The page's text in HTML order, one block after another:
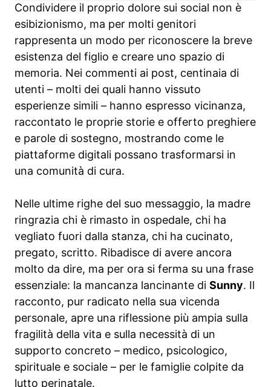
Condividere il proprio dolore sui social non è
esibizionismo, ma per molti genitori
rappresenta un modo per riconoscere la breve
esistenza del figlio e creare uno spazio di
memoria. Nei commenti ai post, centinaia di
utenti – molti dei quali hanno vissuto
esperienze simili – hanno espresso vicinanza,
raccontato le proprie storie e offerto preghiere
e parole di sostegno, mostrando come le
piattaforme digitali possano trasformarsi in
una comunità di cura.
Nelle ultime righe del suo messaggio, la madre
ringrazia chi è rimasto in ospedale, chi ha
vegliato fuori dalla stanza, chi ha cucinato,
pregato, scritto. Ribadisce di avere ancora
molto da dire, ma per ora si ferma su una frase
essenziale: la mancanza lancinante di Sunny. Il
racconto, pur radicato nella sua vicenda
personale, apre una riflessione più ampia sulla
fragilità della vita e sulla necessità di un
supporto concreto – medico, psicologico,
spirituale e sociale – per le famiglie colpite da
lutto perinatale.